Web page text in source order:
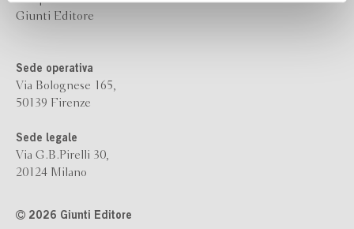
Giunti Editore
Sede operativa
Via Bolognese 165,
50139 Firenze
Sede legale
Via G.B.Pirelli 30,
20124 Milano
2026 Giunti Editore